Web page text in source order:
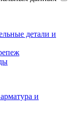
детали и
и